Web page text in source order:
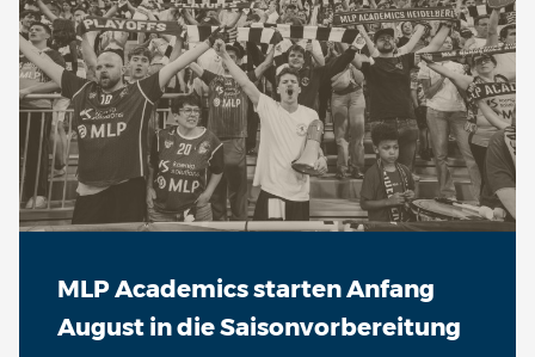
Sa 20.03. | 18:00 Uhr
VS
Sa 27.03. | 19:00 Uhr
VS
VS
MLP Academics starten Anfang
August in die Saisonvorbereitung